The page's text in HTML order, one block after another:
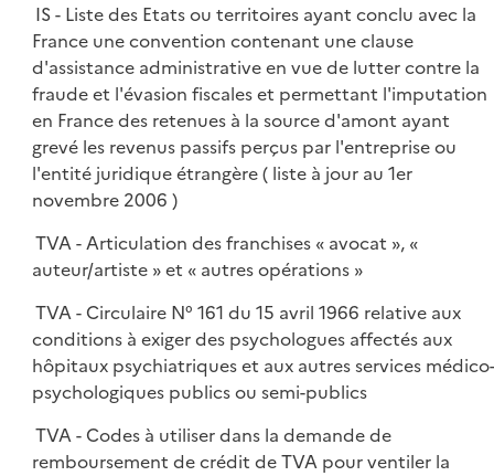
IS - Liste des Etats ou territoires ayant conclu avec la
France une convention contenant une clause
d'assistance administrative en vue de lutter contre la
fraude et l'évasion fiscales et permettant l'imputation
en France des retenues à la source d'amont ayant
grevé les revenus passifs perçus par l'entreprise ou
l'entité juridique étrangère ( liste à jour au 1er
novembre 2006 )
TVA - Articulation des franchises « avocat », «
auteur/artiste » et « autres opérations »
TVA - Circulaire N° 161 du 15 avril 1966 relative aux
conditions à exiger des psychologues affectés aux
hôpitaux psychiatriques et aux autres services médico-
psychologiques publics ou semi-publics
TVA - Codes à utiliser dans la demande de
remboursement de crédit de TVA pour ventiler la